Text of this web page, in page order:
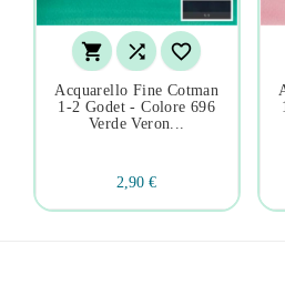
  
Acquarello Fine Cotman
1-2 Godet - Colore 696
Verde Veron...
2,90 €